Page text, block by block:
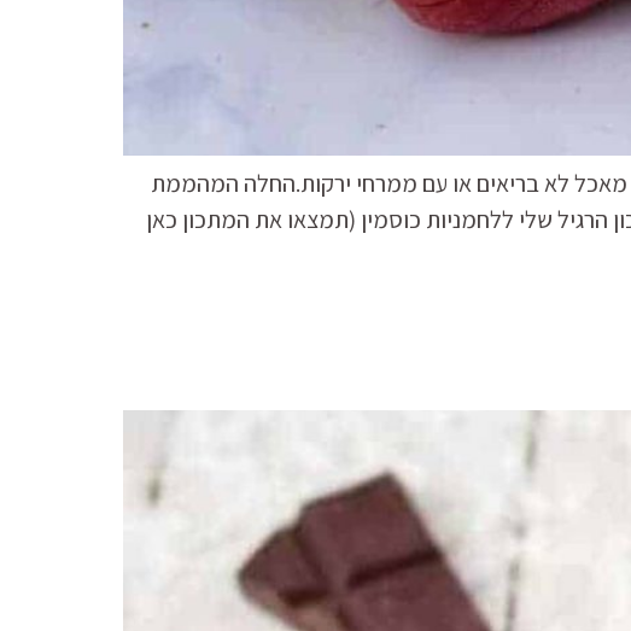
מאכל לא בריאים או עם ממרחי ירקות.החלה המהממת
שלי ללחמניות כוסמין (תמצאו את המתכון כאן